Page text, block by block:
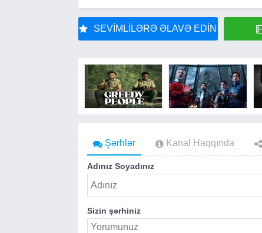
SEVIMLILƏRƏ ƏLAVƏ EDIN
Şərhlər Kanal Haqqında
Adınız Soyadınız
Sizin şərhiniz